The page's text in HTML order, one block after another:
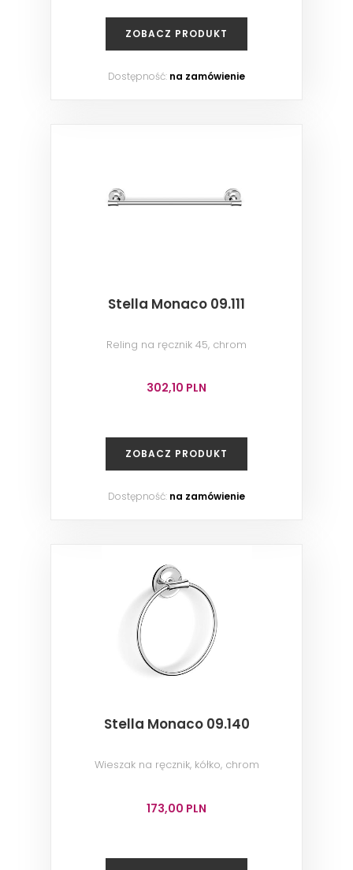
ZOBACZ PRODUKT
Dostępność: na zamówienie
Stella Monaco 09.111
Reling na ręcznik 45, chrom
302,10 PLN
ZOBACZ PRODUKT
Dostępność: na zamówienie
Stella Monaco 09.140
Wieszak na ręcznik, kółko, chrom
173,00 PLN